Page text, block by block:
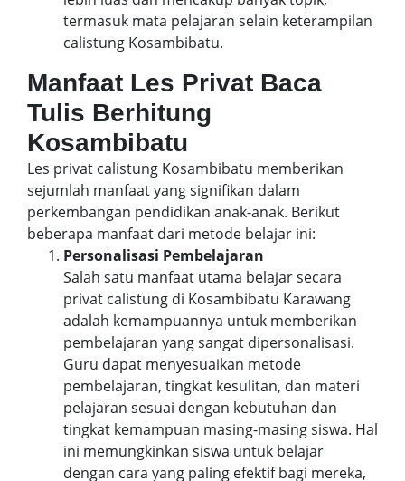
termasuk mata pelajaran selain keterampilan
calistung Kosambibatu.
Manfaat Les Privat Baca
Tulis Berhitung
Kosambibatu
Les privat calistung Kosambibatu memberikan
sejumlah manfaat yang signifikan dalam
perkembangan pendidikan anak-anak. Berikut
beberapa manfaat dari metode belajar ini:
Personalisasi Pembelajaran
Salah satu manfaat utama belajar secara
privat calistung di Kosambibatu Karawang
adalah kemampuannya untuk memberikan
pembelajaran yang sangat dipersonalisasi.
Guru dapat menyesuaikan metode
pembelajaran, tingkat kesulitan, dan materi
pelajaran sesuai dengan kebutuhan dan
tingkat kemampuan masing-masing siswa. Hal
ini memungkinkan siswa untuk belajar
dengan cara yang paling efektif bagi mereka,